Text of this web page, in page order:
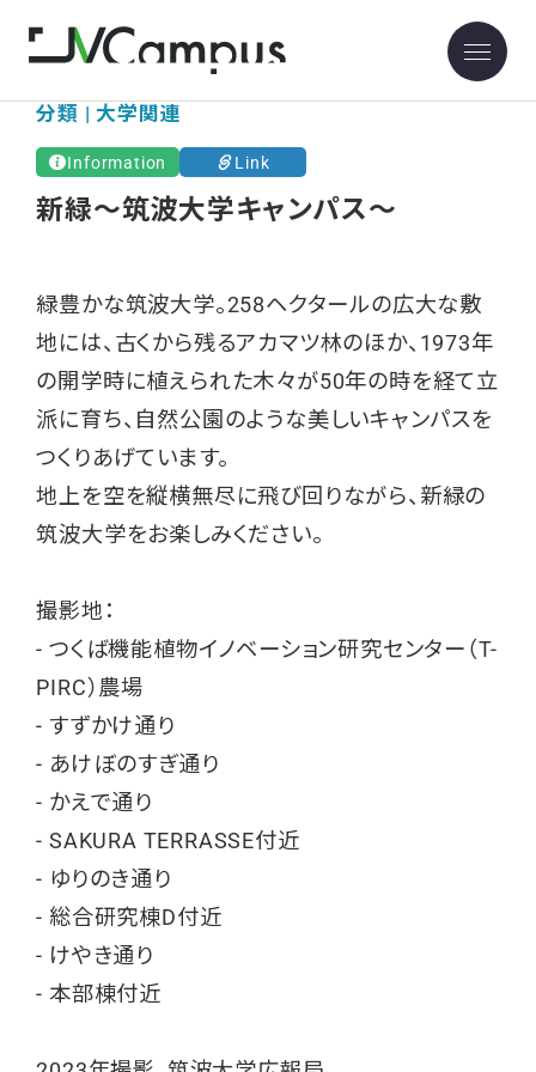
分類 | 大学関連
Information Link
新緑～筑波大学キャンパス～
緑豊かな筑波大学。258ヘクタールの広大な敷
地には、古くから残るアカマツ林のほか、1973年
の開学時に植えられた木々が50年の時を経て立
派に育ち、自然公園のような美しいキャンパスを
つくりあげています。
地上を空を縦横無尽に飛び回りながら、新緑の
筑波大学をお楽しみください。
撮影地：
- つくば機能植物イノベーション研究センター（T-
PIRC）農場
- すずかけ通り
- あけぼのすぎ通り
- かえで通り
- SAKURA TERRASSE付近
- ゆりのき通り
- 総合研究棟D付近
- けやき通り
- 本部棟付近